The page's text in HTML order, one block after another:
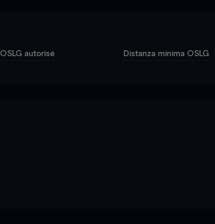
OSLG autorisé Distanza minima OSLG